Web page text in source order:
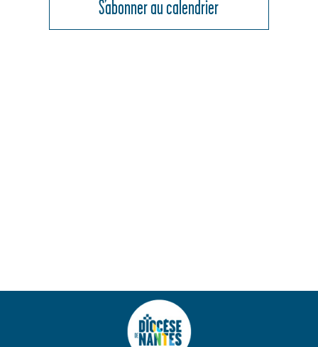
S’abonner au calendrier